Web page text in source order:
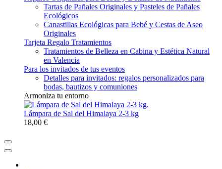
Tartas de Pañales Originales y Pasteles de Pañales
Ecológicos
Canastillas Ecológicas para Bebé y Cestas de Aseo
Originales
Tarjeta Regalo Tratamientos
Tratamientos de Belleza en Cabina y Estética Natural
en Valencia
Para los invitados de tus eventos
Detalles para invitados: regalos personalizados para
bodas, bautizos y comuniones
Armoniza tu entorno
Lámpara de Sal del Himalaya 2-3 kg
18,00 €